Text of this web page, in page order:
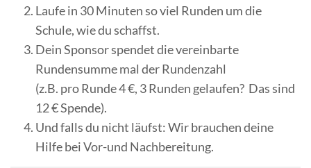
Laufe in 30 Minuten so viel Runden um die
Schule, wie du schaffst.
Dein Sponsor spendet die vereinbarte
Rundensumme mal der Rundenzahl
(z.B. pro Runde 4 €, 3 Runden gelaufen? Das sind
12 € Spende).
Und falls du nicht läufst: Wir brauchen deine
Hilfe bei Vor-und Nachbereitung.